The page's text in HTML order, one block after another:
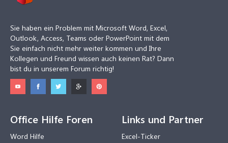
Sie haben ein Problem mit Microsoft Word, Excel,
Outlook, Access, Teams oder PowerPoint mit dem
Sie einfach nicht mehr weiter kommen und Ihre
Kollegen und Freund wissen auch keinen Rat? Dann
bist du in unserem Forum richtig!
Office Hilfe Foren
Word Hilfe
Links und Partner
Excel-Ticker